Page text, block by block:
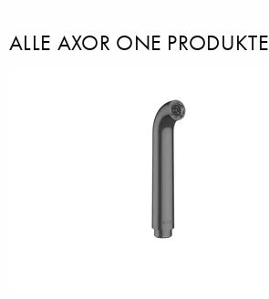
ALLE AXOR ONE PRODUKTE